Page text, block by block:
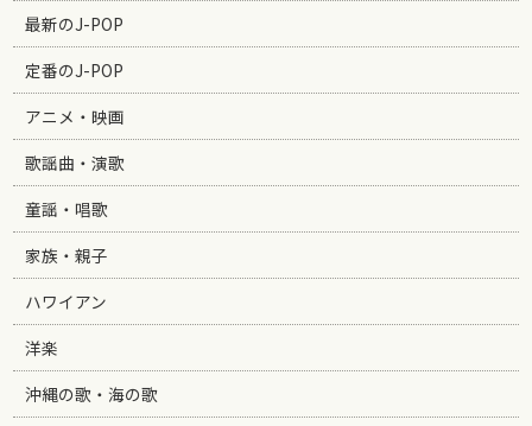
最新のJ-POP
定番のJ-POP
アニメ・映画
歌謡曲・演歌
童謡・唱歌
家族・親子
ハワイアン
洋楽
沖縄の歌・海の歌